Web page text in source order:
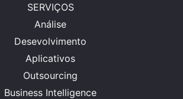
SERVIÇOS
Análise
Desevolvimento
Aplicativos
Outsourcing
Business Intelligence